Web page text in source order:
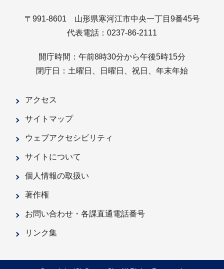
〒991-8601 山形県寒河江市中央一丁目9番45号
代表電話：0237-86-2111
開庁時間：午前8時30分から午後5時15分
閉庁日：土曜日、日曜日、祝日、年末年始
アクセス
サイトマップ
ウェブアクセシビリティ
サイトについて
個人情報の取扱い
著作権
お問い合わせ・各課直通電話番号
リンク集